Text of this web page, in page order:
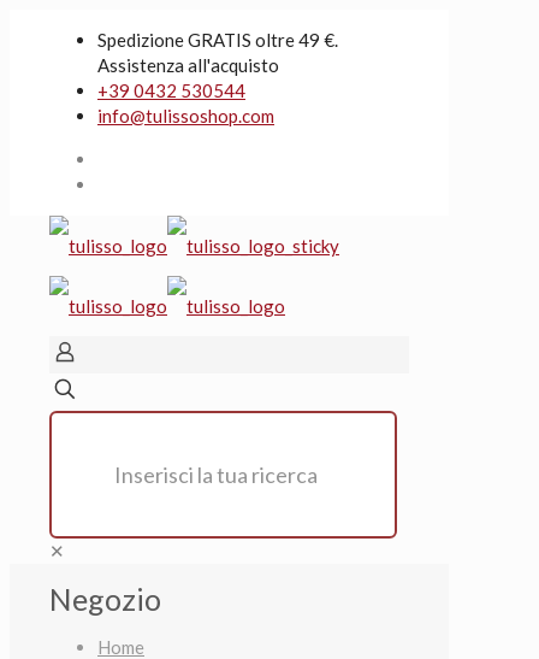
Spedizione GRATIS oltre 49 €.
Assistenza all'acquisto
+39 0432 530544
info@tulissoshop.com
✕
Negozio
Home